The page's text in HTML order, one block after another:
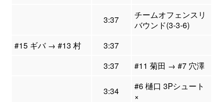
3:37
チームオフェンスリ
バウンド(3-3-6)
#15 ギバ → #13 村
3:37
3:37
#11 菊田 → #7 穴澤
3:34
#6 樋口 3Pシュート
×